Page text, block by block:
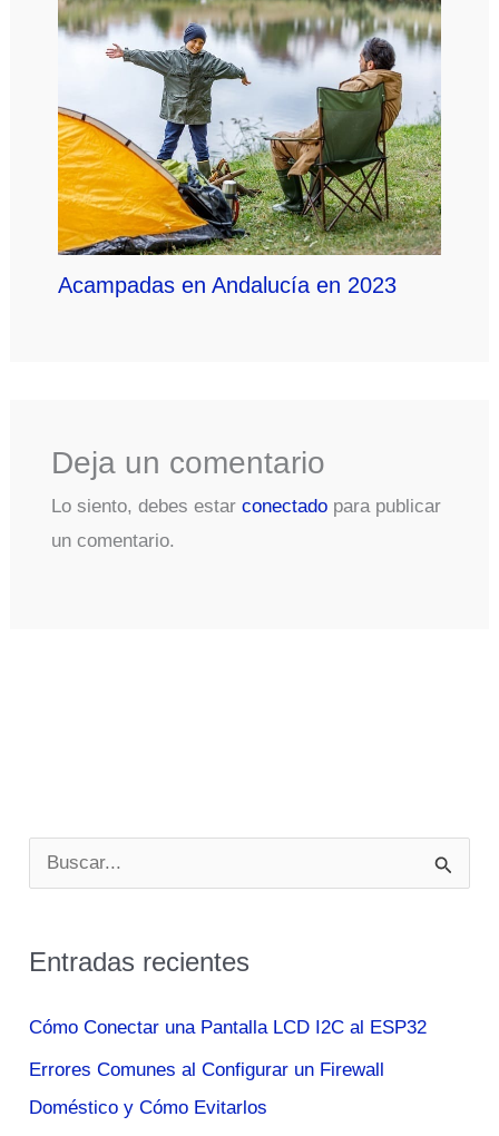
Acampadas en Andalucía en 2023
Deja un comentario
Lo siento, debes estar conectadopara publicar
un comentario.
u
c
p
o
Entradas recientes
Cómo Conectar una Pantalla LCD I2C al ESP32
Errores Comunes al Configurar un Firewall
Doméstico y Cómo Evitarlos